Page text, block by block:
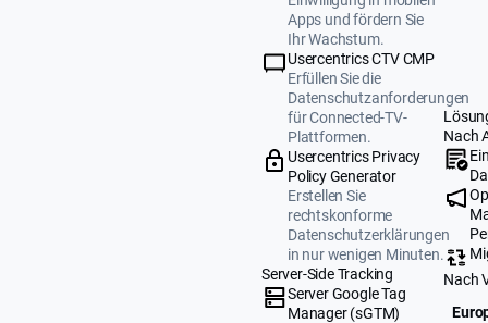
Apps und fördern Sie
Ihr Wachstum.
Usercentrics CTV CMP
Erfüllen Sie die
Datenschutzanforderungen
für Connected-TV-
Plattformen.
Usercentrics Privacy
Policy Generator
Erstellen Sie
rechtskonforme
Datenschutzerklärungen
in nur wenigen Minuten.
Server-Side Tracking
Server Google Tag
Manager (sGTM)
Nach
Nach